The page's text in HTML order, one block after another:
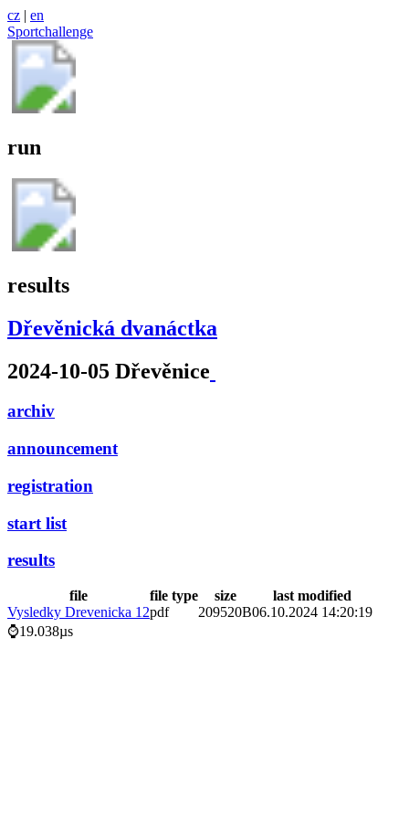
cz | en
Sportchallenge
run
results
Dřevěnická dvanáctka
2024-10-05 Dřevěnice
archiv
announcement
registration
start list
results
file file type size
last modified
Vysledky Drevenicka 12pdf 209520B06.10.2024 14:20:19
⌚19.038µs